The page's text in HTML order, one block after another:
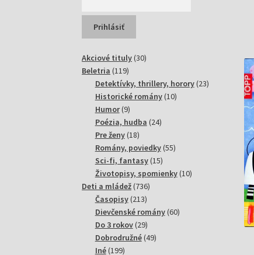
Akciové tituly 3030
Beletria 119119
produktov
Detektívky, thrillery, horory 2323
Historické romány 1010
Humor 99
produktov
Poézia, hudba 2424
Pre ženy 1818
produktov
Romány, poviedky 5555
Sci-fi, fantasy 1515
produktov
Životopisy, spomienky 1010
Deti a mládež 736736
Časopisy 213213
produktov
Dievčenské romány 6060
Do 3 rokov 2929
produktov
Dobrodružné 4949
Iné 199199